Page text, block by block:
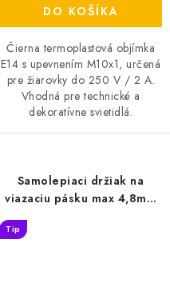
DO KOŠÍKA
Čierna termoplastová objímka
E14 s upevnením M10x1, určená
pre žiarovky do 250 V / 2 A.
Vhodná pre technické a
dekoratívne svietidlá.
Samolepiaci držiak na
viazaciu pásku max 4,8mm
čierna 100ks - TMA2828/BK
Tip